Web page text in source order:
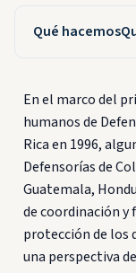
Qué hacemos
En el marco del
humanos de
Rica en 1996,
Defensorías de
Guatemala,
de coordinación
protección de los
una perspectiva